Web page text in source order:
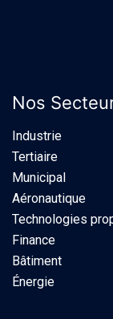
Nos
Industrie​
Tertiaire
Municipal
Aéronautique
Technologies
Finance
Bâtiment
Énergie